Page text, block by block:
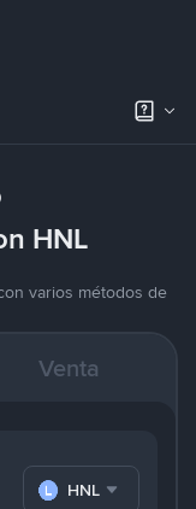
HNL
varios métodos de
Venta
HNL